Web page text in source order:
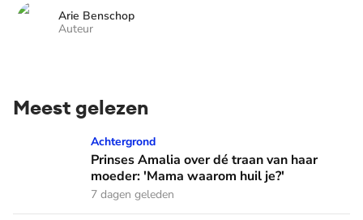
Arie Benschop
Auteur
Meest gelezen
Prinses Amalia over dé traan van haar moeder: 'Mama
Achtergrond
Prinses Amalia over dé traan van haar
moeder: 'Mama waarom huil je?'
7 dagen geleden